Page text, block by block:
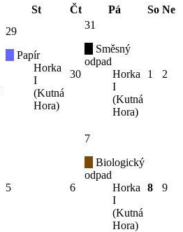
St Čt Pá So Ne
29
Papír
Horka
I
(Kutná
Hora)
30
31
Směsný
odpad
Horka
I
(Kutná
Hora)
1 2
5 6
7
Biologický
odpad
Horka
I
(Kutná
Hora)
8 9